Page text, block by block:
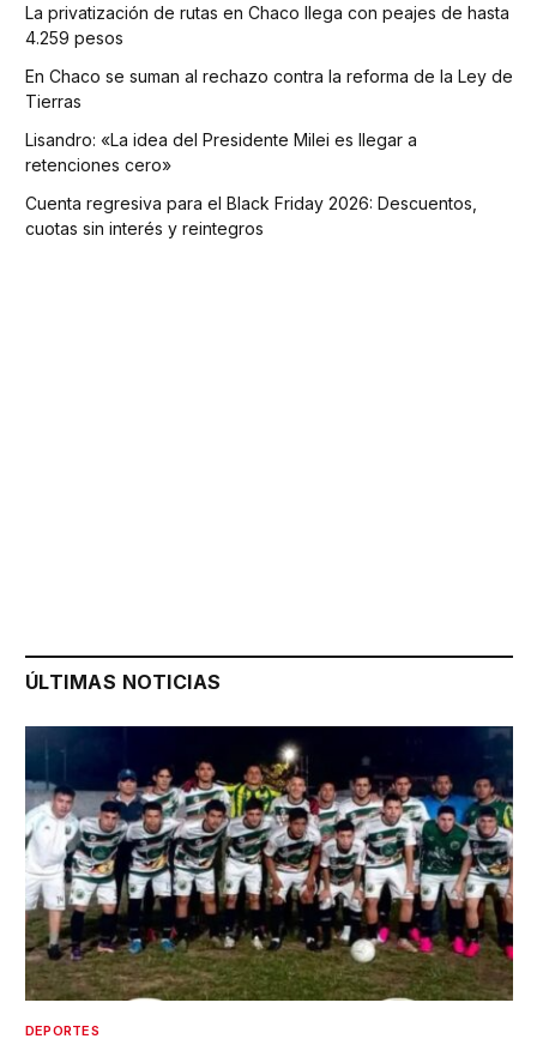
La privatización de rutas en Chaco llega con peajes de hasta
4.259 pesos
En Chaco se suman al rechazo contra la reforma de la Ley de
Tierras
Lisandro: «La idea del Presidente Milei es llegar a
retenciones cero»
Cuenta regresiva para el Black Friday 2026: Descuentos,
cuotas sin interés y reintegros
ÚLTIMAS NOTICIAS
DEPORTES